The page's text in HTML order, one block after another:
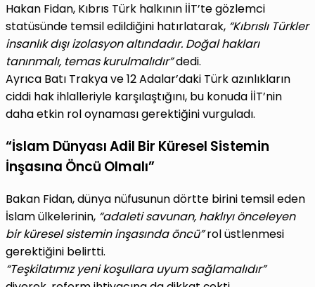
Hakan Fidan, Kıbrıs Türk halkının İİT’te gözlemci
statüsünde temsil edildiğini hatırlatarak, “Kıbrıslı Türkler
insanlık dışı izolasyon altındadır. Doğal hakları
tanınmalı, temas kurulmalıdır”dedi.
Ayrıca Batı Trakya ve 12 Adalar’daki Türk azınlıkların
ciddi hak ihlalleriyle karşılaştığını, bu konuda İİT’nin
daha etkin rol oynaması gerektiğini vurguladı.
“İslam Dünyası Adil Bir Küresel Sistemin
İnşasına Öncü Olmalı”
Bakan Fidan, dünya nüfusunun dörtte birini temsil eden
İslam ülkelerinin, “adaleti savunan, haklıyı önceleyen
bir küresel sistemin inşasında öncü”rol üstlenmesi
gerektiğini belirtti.
“Teşkilatımız yeni koşullara uyum sağlamalıdır”